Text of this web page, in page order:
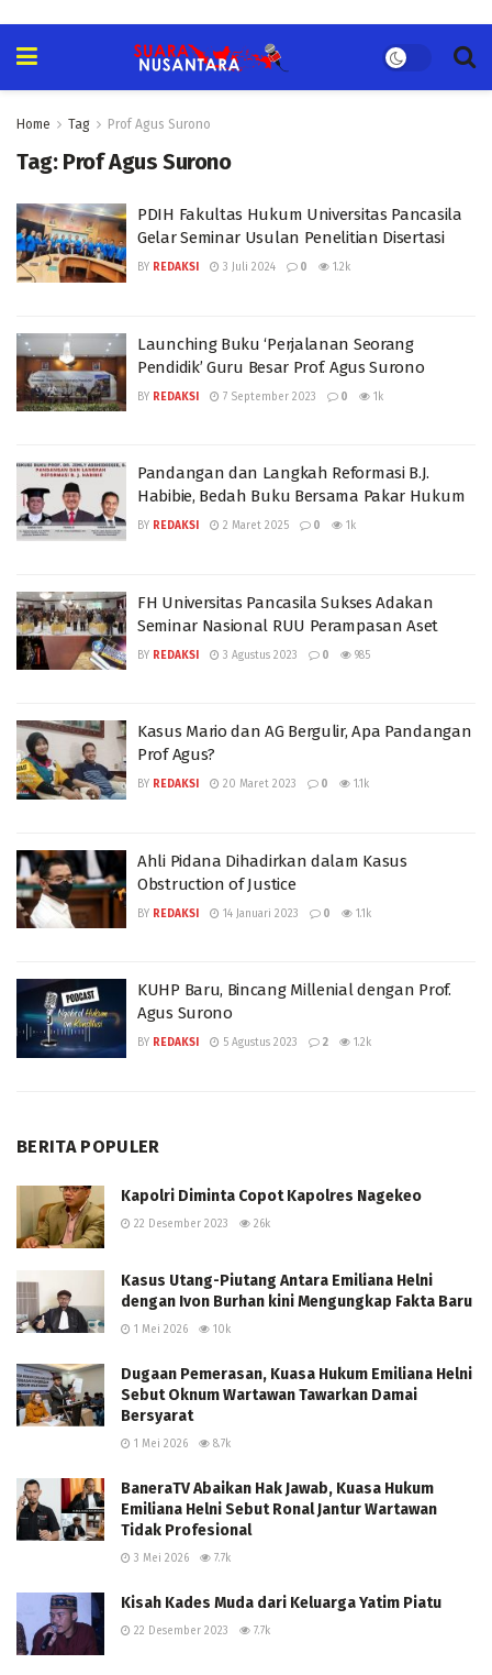
Home Tag Prof Agus Surono
Tag: Prof Agus Surono
PDIH Fakultas Hukum Universitas Pancasila
Gelar Seminar Usulan Penelitian Disertasi
BY REDAKSI 3 Juli 2024 0 1.2k
Launching Buku ‘Perjalanan Seorang
Pendidik’ Guru Besar Prof. Agus Surono
BY REDAKSI 7 September 2023 0 1k
Pandangan dan Langkah Reformasi B.J.
Habibie, Bedah Buku Bersama Pakar Hukum
BY REDAKSI 2 Maret 2025 0 1k
FH Universitas Pancasila Sukses Adakan
Seminar Nasional RUU Perampasan Aset
BY REDAKSI 3 Agustus 2023 0 985
Kasus Mario dan AG Bergulir, Apa Pandangan
Prof Agus?
BY REDAKSI 20 Maret 2023 0 1.1k
Ahli Pidana Dihadirkan dalam Kasus
Obstruction of Justice
BY REDAKSI 14 Januari 2023 0 1.1k
KUHP Baru, Bincang Millenial dengan Prof.
Agus Surono
BY REDAKSI 5 Agustus 2023 2 1.2k
BERITA POPULER
Kapolri Diminta Copot Kapolres Nagekeo
22 Desember 2023 26k
Kasus Utang-Piutang Antara Emiliana Helni
dengan Ivon Burhan kini Mengungkap Fakta Baru
1 Mei 2026 10k
Dugaan Pemerasan, Kuasa Hukum Emiliana Helni
Sebut Oknum Wartawan Tawarkan Damai
Bersyarat
1 Mei 2026 8.7k
BaneraTV Abaikan Hak Jawab, Kuasa Hukum
Emiliana Helni Sebut Ronal Jantur Wartawan
Tidak Profesional
3 Mei 2026 7.7k
Kisah Kades Muda dari Keluarga Yatim Piatu
22 Desember 2023 7.7k